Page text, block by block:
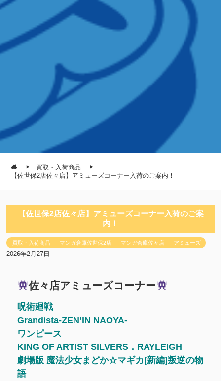
買取・入荷商品
【佐世保2店佐々店】アミューズコーナー入荷のご案内！
【佐世保2店佐々店】アミューズコーナー入荷のご案
内！
買取・入荷商品 マンガ倉庫佐世保2店 マンガ倉庫佐々店 アミューズ
2026年2月27日
佐々店アミューズコーナー
呪術廻戦
Grandista-ZEN’IN NAOYA-
ワンピース
KING OF ARTIST SILVERS．RAYLEIGH
劇場版 魔法少女まどか☆マギカ[新編]叛逆の物
語